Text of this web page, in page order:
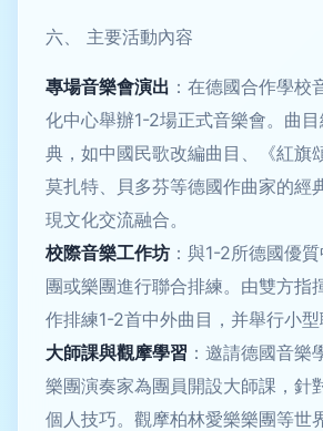
六、 主要活動內容
專場音樂會演出 ：在德國合作學校
化中心舉辦1-2場正式音樂會。曲
典，如中國民歌改編曲目、《紅旗
莫扎特、貝多芬等德國作曲家的經
現文化交流融合。
校際音樂工作坊 ：與1-2所德國優
團或樂團進行聯合排練。由雙方指
作排練1-2首中外曲目，并舉行小型
大師課與觀摩學習 ：邀請德國音樂
樂團演奏家為團員開設大師課，針
個人技巧。觀摩柏林愛樂樂團等世